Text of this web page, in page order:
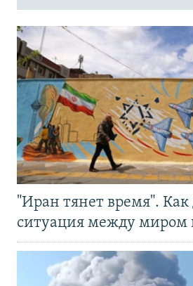
"Иран тянет время". Как
ситуация между миром